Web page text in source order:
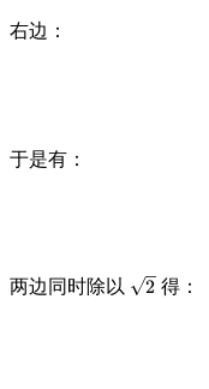
A
右边：
于是有：
两边同时除以 \ 2 得：